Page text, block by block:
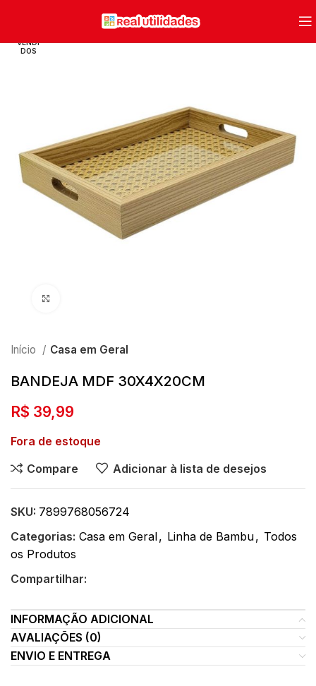
VENDI
DOS
Início Casa em Geral
BANDEJA MDF 30X4X20CM
R$ 39,99
Fora de estoque
Compare
Adicionar à lista de desejos
SKU: 7899768056724
Categorias: Casa em Geral, Linha de Bambu, Todos
os Produtos
Compartilhar:
INFORMAÇÃO ADICIONAL
AVALIAÇÕES (0)
ENVIO E ENTREGA